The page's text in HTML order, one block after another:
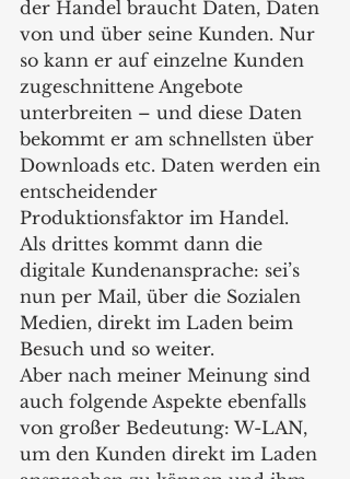
der Handel braucht Daten, Daten
von und über seine Kunden. Nur
so kann er auf einzelne Kunden
zugeschnittene Angebote
unterbreiten – und diese Daten
bekommt er am schnellsten über
Downloads etc. Daten werden ein
entscheidender
Produktionsfaktor im Handel.
Als drittes kommt dann die
digitale Kundenansprache: sei’s
nun per Mail, über die Sozialen
Medien, direkt im Laden beim
Besuch und so weiter.
Aber nach meiner Meinung sind
auch folgende Aspekte ebenfalls
von großer Bedeutung: W-LAN,
um den Kunden direkt im Laden